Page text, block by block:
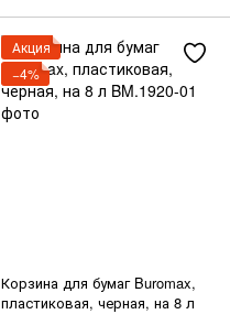
Акция
−4%
Корзина для бумаг Buromax,
пластиковая, черная, на 8 л